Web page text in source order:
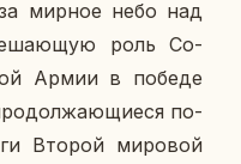
мирное небо над
роль Со­
Армии в победе
по­
Второй ми­ро­вой